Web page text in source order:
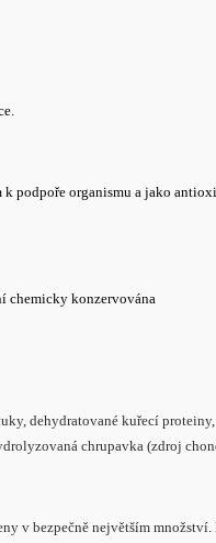
podpoře organismu a jako
chemicky konzervována
dehydratované kuřecí
chrupavka (zdroj
v bezpečně největším